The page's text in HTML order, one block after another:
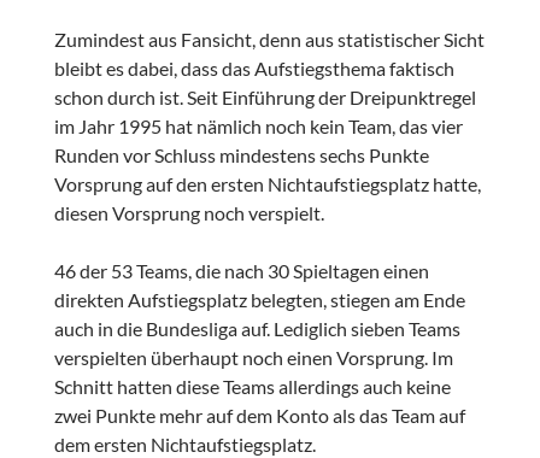
Zumindest aus Fansicht, denn aus statistischer Sicht
bleibt es dabei, dass das Aufstiegsthema faktisch
schon durch ist. Seit Einführung der Dreipunktregel
im Jahr 1995 hat nämlich noch kein Team, das vier
Runden vor Schluss mindestens sechs Punkte
Vorsprung auf den ersten Nichtaufstiegsplatz hatte,
diesen Vorsprung noch verspielt.
46 der 53 Teams, die nach 30 Spieltagen einen
direkten Aufstiegsplatz belegten, stiegen am Ende
auch in die Bundesliga auf. Lediglich sieben Teams
verspielten überhaupt noch einen Vorsprung. Im
Schnitt hatten diese Teams allerdings auch keine
zwei Punkte mehr auf dem Konto als das Team auf
dem ersten Nichtaufstiegsplatz.